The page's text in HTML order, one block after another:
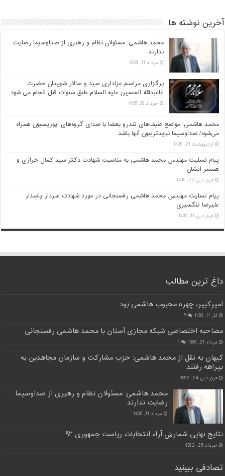
آخرین نوشته ها
محمد هاشمی: مسئولان نظام و رهبری از صداوسیما رضایت
ندارند
مرداد 11, 1405
برگزاری مراسم عزاداری سید و سالار شهیدان حضرت
اباعبدالله الحسین علیه السلام طبق سنوات قبل انجام می شود
خرداد 30, 1405
محمد هاشمی: مواضع طیف‌های تندرو بعضا با صدای گروه‌های اپوزیسیون همراه
می‌شود/ صداوسیما نبایدتریبون آنها باشد
اردیبهشت 21, 1405
پیام تسلیت مهندس محمد هاشمی به مناسبت شهادت دکتر سید کمال خرازی و
همسر ایشان
فروردین 22, 1405
پیام تسلیت مهندس محمد هاشمی رفسنجانی در مورد شهادت سردار پاسدار
علیرضا تنگسیری
فروردین 11, 1405
داغ ترین مطالب
امیرکبیر، چهره محبوب هاشمی بود
آذر 11, 1403 ۲
مصاحبه اختصاصی شبکه مجازی آستان با محمد هاشمی رفسنجانی
مرداد 21, 1396 ۱
کیهان به نقل از محمد هاشمی: حزب مشارکت و سازمان مجاهدین به
بیراهه رفتند
فروردین 24, 1392
محمد هاشمی: مسئولان نظام و رهبری از صداوسیما
رضایت ندارند
مرداد 11, 1405
نتایج نهایی شمارش آراء انتخابات ریاست جمهوری ۹۲
خرداد 25, 1392
تصادفی ببینید